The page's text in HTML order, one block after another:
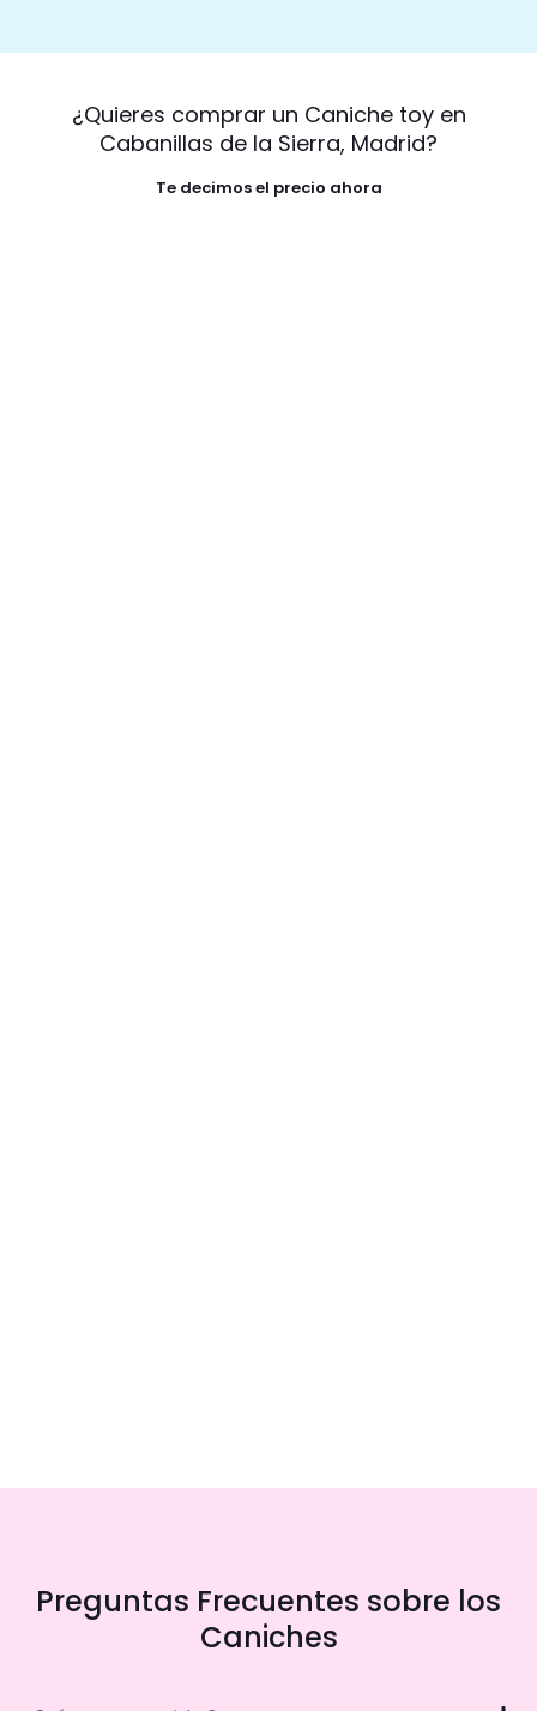
¿Quieres comprar un Caniche toy en
Cabanillas de la Sierra, Madrid?
Te decimos el precio ahora
Preguntas Frecuentes sobre los
Caniches